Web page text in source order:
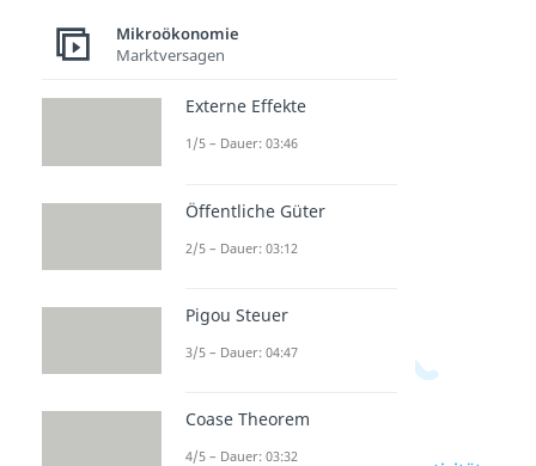
Kreuzp
stizität
Dauer:
unktio
n
Mikroökonomie
Marktversagen
Externe Effekte
1/5 – Dauer: 03:46
Öffentliche Güter
2/5 – Dauer: 03:12
Pigou Steuer
3/5 – Dauer: 04:47
Coase Theorem
4/5 – Dauer: 03:32